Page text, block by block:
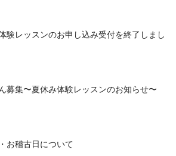
験レッスンのお申し込み受付を終了しまし
募集〜夏休み体験レッスンのお知らせ〜
お稽古日について